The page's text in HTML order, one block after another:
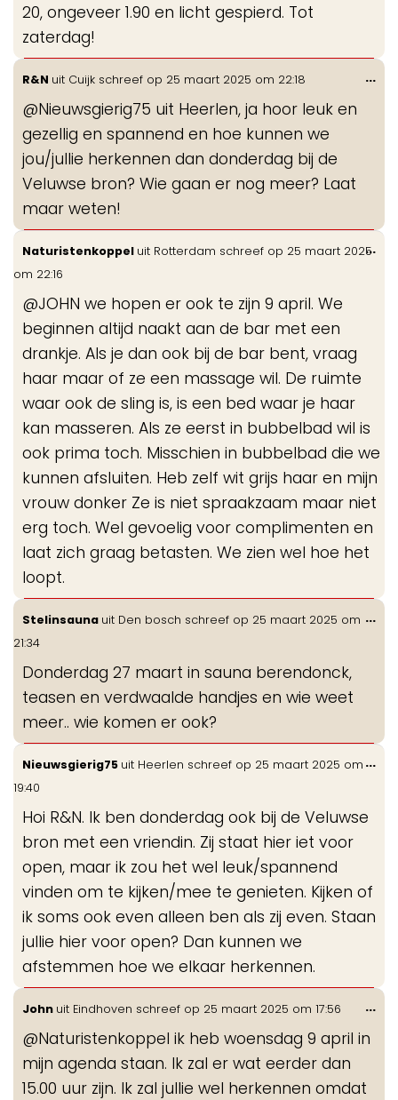
20, ongeveer 1.90 en licht gespierd. Tot
zaterdag!
R&N uit Cuijk schreef op 25 maart 2025 om 22:18
@Nieuwsgierig75 uit Heerlen, ja hoor leuk en
gezellig en spannend en hoe kunnen we
jou/jullie herkennen dan donderdag bij de
Veluwse bron? Wie gaan er nog meer? Laat
maar weten!
...
Naturistenkoppel uit Rotterdam schreef op 25 maart 2025
om 22:16
@JOHN we hopen er ook te zijn 9 april. We
beginnen altijd naakt aan de bar met een
drankje. Als je dan ook bij de bar bent, vraag
haar maar of ze een massage wil. De ruimte
waar ook de sling is, is een bed waar je haar
kan masseren. Als ze eerst in bubbelbad wil is
ook prima toch. Misschien in bubbelbad die we
kunnen afsluiten. Heb zelf wit grijs haar en mijn
vrouw donker Ze is niet spraakzaam maar niet
erg toch. Wel gevoelig voor complimenten en
laat zich graag betasten. We zien wel hoe het
loopt.
...
Stelinsauna uit Den bosch schreef op 25 maart 2025 om
21:34
Donderdag 27 maart in sauna berendonck,
teasen en verdwaalde handjes en wie weet
meer.. wie komen er ook?
...
Nieuwsgierig75 uit Heerlen schreef op 25 maart 2025 om
19:40
Hoi R&N. Ik ben donderdag ook bij de Veluwse
bron met een vriendin. Zij staat hier iet voor
open, maar ik zou het wel leuk/spannend
vinden om te kijken/mee te genieten. Kijken of
ik soms ook even alleen ben als zij even. Staan
jullie hier voor open? Dan kunnen we
afstemmen hoe we elkaar herkennen.
...
John uit Eindhoven schreef op 25 maart 2025 om 17:56
@Naturistenkoppel ik heb woensdag 9 april in
mijn agenda staan. Ik zal er wat eerder dan
15.00 uur zijn. Ik zal jullie wel herkennen omdat
...